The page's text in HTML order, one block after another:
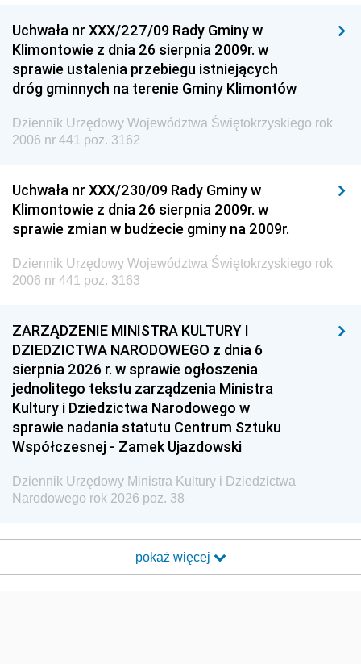
Uchwała nr XXX/227/09 Rady Gminy w
Klimontowie z dnia 26 sierpnia 2009r. w
sprawie ustalenia przebiegu istniejących
dróg gminnych na terenie Gminy Klimontów
Dziennik Urzędowy Województwa Świętokrzyskiego rok
2006 nr 441 poz. 3162
Uchwała nr XXX/230/09 Rady Gminy w
Klimontowie z dnia 26 sierpnia 2009r. w
sprawie zmian w budżecie gminy na 2009r.
Dziennik Urzędowy Województwa Świętokrzyskiego rok
2006 nr 441 poz. 3163
ZARZĄDZENIE MINISTRA KULTURY I
DZIEDZICTWA NARODOWEGO z dnia 6
sierpnia 2026 r. w sprawie ogłoszenia
jednolitego tekstu zarządzenia Ministra
Kultury i Dziedzictwa Narodowego w
sprawie nadania statutu Centrum Sztuku
Współczesnej - Zamek Ujazdowski
Dziennik Urzędowy Ministra Kultury i Dziedzictwa
Narodowego rok 2026 poz. 38
pokaż więcej